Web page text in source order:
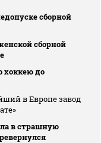
сборной
сборной
хоккею до
в Европе завод
в страшную